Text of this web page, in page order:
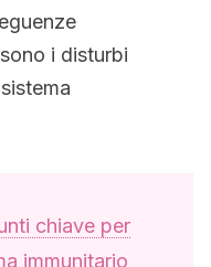
i disturbi
chiave per
immunitario